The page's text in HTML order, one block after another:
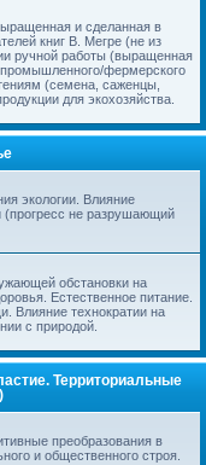
и сделанная в
книг В. Мегре (не из
ручной работы (выращенная
фермерского
(семена, саженцы,
для экохозяйства.
экологии. Влияние
(прогресс не разрушающий
обстановки на
Естественное питание.
Влияние технократии на
с природой.
Территориальные
преобразования в
и общественного строя.